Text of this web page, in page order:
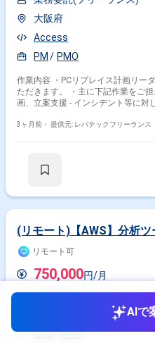
大阪府
Access
PM
PMO
作業内容 ・PCリプレイス計画リー
ただきます。 ・主に下記作業をご担当いただき
画、立案支援 - インシデント等に対して内部検討、施策を立て実施 - PC等
ング、ヘルプデスク作業依頼支援
3ヶ月前・ 提供元: レバテックフリーランス
(リモート)【AWS】分析
リモート可
750,000円/月
業務委託(フリーランス)
勝どき駅
SQL
AWS
AIで